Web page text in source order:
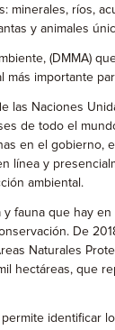
minerales, ríos,
y animales
(DMMA)
más importante
las Naciones
de todo el
en el gobierno,
línea y
ambiental.
fauna que hay
De
Naturales
hectáreas, que
identificar